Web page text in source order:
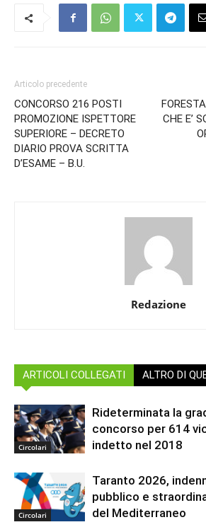
Articolo precedente
CONCORSO 216 POSTI
PROMOZIONE ISPETTORE
SUPERIORE – DECRETO
DIARIO PROVA SCRITTA
D’ESAME – B.U.
CHE E’
Redazione
ARTICOLI COLLEGATI ALTRO DI
Circolari
Rideterminata la
concorso per 614
indetto nel 2018
Circolari
Taranto 2026,
pubblico e
del Mediterraneo